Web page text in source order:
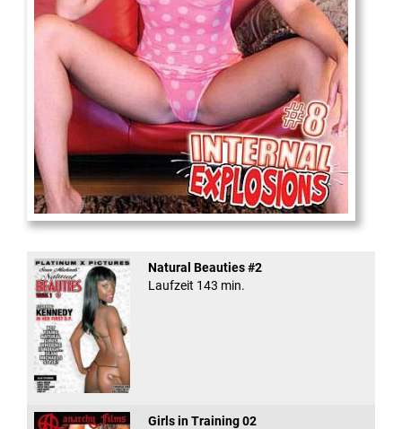
Internal Explosionen
Natural Beauties #2
Laufzeit 143 min.
Girls in Training 02